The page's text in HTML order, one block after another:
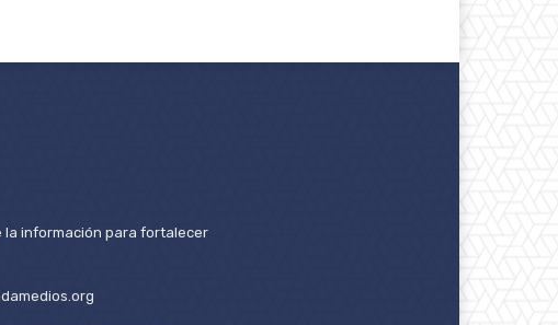
la información para fortalecer